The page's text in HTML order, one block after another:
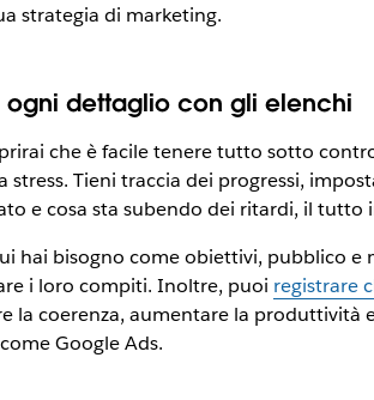
strategia di marketing.
dettaglio con gli elenchi
che è facile tenere tutto sotto
Tieni traccia dei progressi,
e cosa sta subendo dei ritardi, il tutto
hai bisogno come obiettivi, pubblico
i loro compiti. Inoltre, puoi registrare
coerenza, aumentare la produttività
Google Ads.